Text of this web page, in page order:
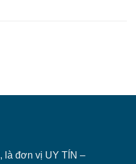
, là đơn vị UY TÍN –